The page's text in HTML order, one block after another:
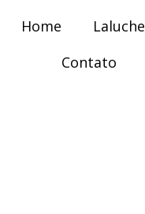
Home Laluche
Contato